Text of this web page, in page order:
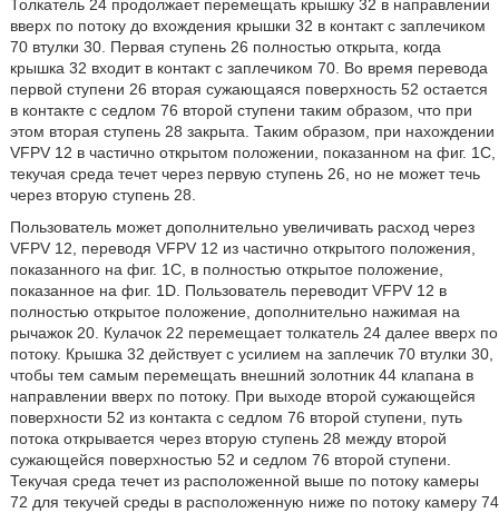
Толкатель 24 продолжает перемещать крышку 32 в направлении
вверх по потоку до вхождения крышки 32 в контакт с заплечиком
70 втулки 30. Первая ступень 26 полностью открыта, когда
крышка 32 входит в контакт с заплечиком 70. Во время перевода
первой ступени 26 вторая сужающаяся поверхность 52 остается
в контакте с седлом 76 второй ступени таким образом, что при
этом вторая ступень 28 закрыта. Таким образом, при нахождении
VFPV 12 в частично открытом положении, показанном на фиг. 1C,
текучая среда течет через первую ступень 26, но не может течь
через вторую ступень 28.
Пользователь может дополнительно увеличивать расход через
VFPV 12, переводя VFPV 12 из частично открытого положения,
показанного на фиг. 1C, в полностью открытое положение,
показанное на фиг. 1D. Пользователь переводит VFPV 12 в
полностью открытое положение, дополнительно нажимая на
рычажок 20. Кулачок 22 перемещает толкатель 24 далее вверх по
потоку. Крышка 32 действует с усилием на заплечик 70 втулки 30,
чтобы тем самым перемещать внешний золотник 44 клапана в
направлении вверх по потоку. При выходе второй сужающейся
поверхности 52 из контакта с седлом 76 второй ступени, путь
потока открывается через вторую ступень 28 между второй
сужающейся поверхностью 52 и седлом 76 второй ступени.
Текучая среда течет из расположенной выше по потоку камеры
72 для текучей среды в расположенную ниже по потоку камеру 74